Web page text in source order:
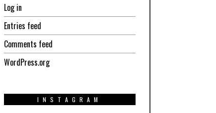
Log in
Entries feed
Comments feed
WordPress.org
INSTAGRAM